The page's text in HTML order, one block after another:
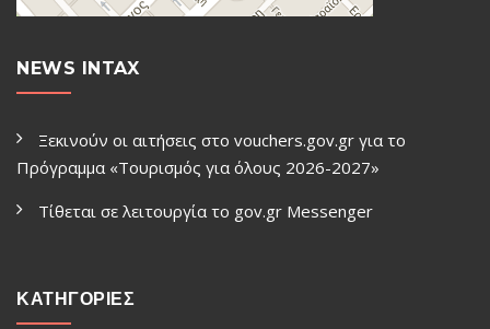
NEWS INTAX
Ξεκινούν οι αιτήσεις στο vouchers.gov.gr για το
Πρόγραμμα «Τουρισμός για όλους 2026-2027»
Τίθεται σε λειτουργία το gov.gr Μessenger
ΚΑΤΗΓΟΡΙΕΣ